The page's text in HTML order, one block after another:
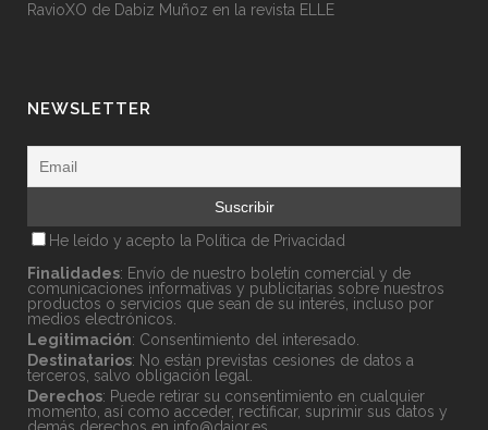
RavioXO de Dabiz Muñoz en la revista ELLE
NEWSLETTER
He leído y acepto la Política de Privacidad
Finalidades: Envío de nuestro boletín comercial y de
comunicaciones informativas y publicitarias sobre nuestros
productos o servicios que sean de su interés, incluso por
medios electrónicos.
Legitimación: Consentimiento del interesado.
Destinatarios: No están previstas cesiones de datos a
terceros, salvo obligación legal.
Derechos: Puede retirar su consentimiento en cualquier
momento, así como acceder, rectificar, suprimir sus datos y